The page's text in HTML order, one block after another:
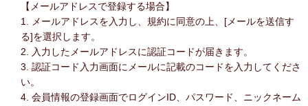
【メールアドレスで登録する場合】
1. メールアドレスを入力し、規約に同意の上、[メールを送信す
る]を選択します。
2. 入力したメールアドレスに認証コードが届きます。
3. 認証コード入力画面にメールに記載のコードを入力してくださ
い。
4. 会員情報の登録画面でログインID、パスワード、ニックネーム